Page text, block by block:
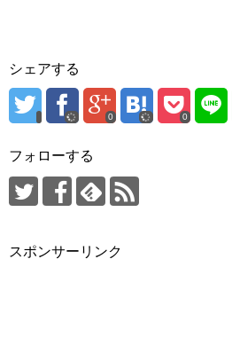
シェアする
0 0
フォローする
スポンサーリンク